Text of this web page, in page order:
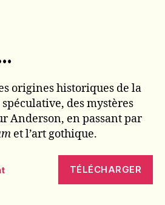
origines historiques de la
des mystères
Anderson, en passant par
et l’art gothique.
TÉLÉCHARGER